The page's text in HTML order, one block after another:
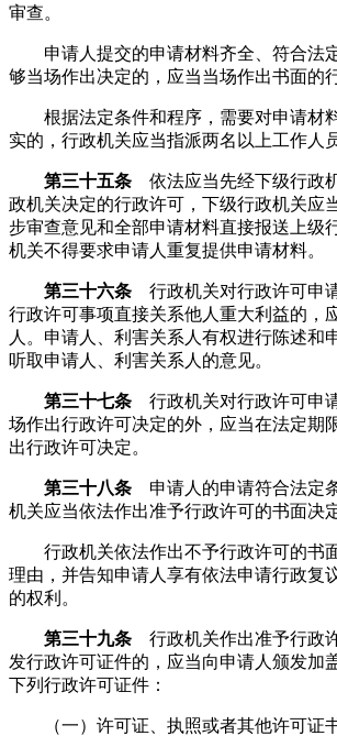
审查。
申请人提交的申请材料齐全、符合法
够当场作出决定的，应当当场作出书面的
根据法定条件和程序，需要对申请材
实的，行政机关应当指派两名以上工作人
第三十五条 依法应当先经下级行政
政机关决定的行政许可，下级行政机关应
步审查意见和全部申请材料直接报送上级
机关不得要求申请人重复提供申请材料。
第三十六条 行政机关对行政许可申
行政许可事项直接关系他人重大利益的，
人。申请人、利害关系人有权进行陈述和
听取申请人、利害关系人的意见。
第三十七条 行政机关对行政许可申
场作出行政许可决定的外，应当在法定期
出行政许可决定。
第三十八条 申请人的申请符合法定
机关应当依法作出准予行政许可的书面决定
行政机关依法作出不予行政许可的书
理由，并告知申请人享有依法申请行政复
的权利。
第三十九条 行政机关作出准予行政
发行政许可证件的，应当向申请人颁发加
下列行政许可证件：
（一）许可证、执照或者其他许可证书